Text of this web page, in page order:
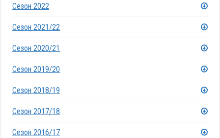
Сезон 2022
Сезон 2021/22
Сезон 2020/21
Сезон 2019/20
Сезон 2018/19
Сезон 2017/18
Сезон 2016/17